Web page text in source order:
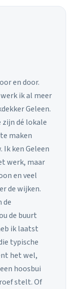
en door.
ik al meer
Geleen.
zijn dé lokale
maken
ken Geleen
werk, maar
en veel
de wijken.
de
de buurt
ik laatst
typische
het wel,
hoosbui
stelt. Of